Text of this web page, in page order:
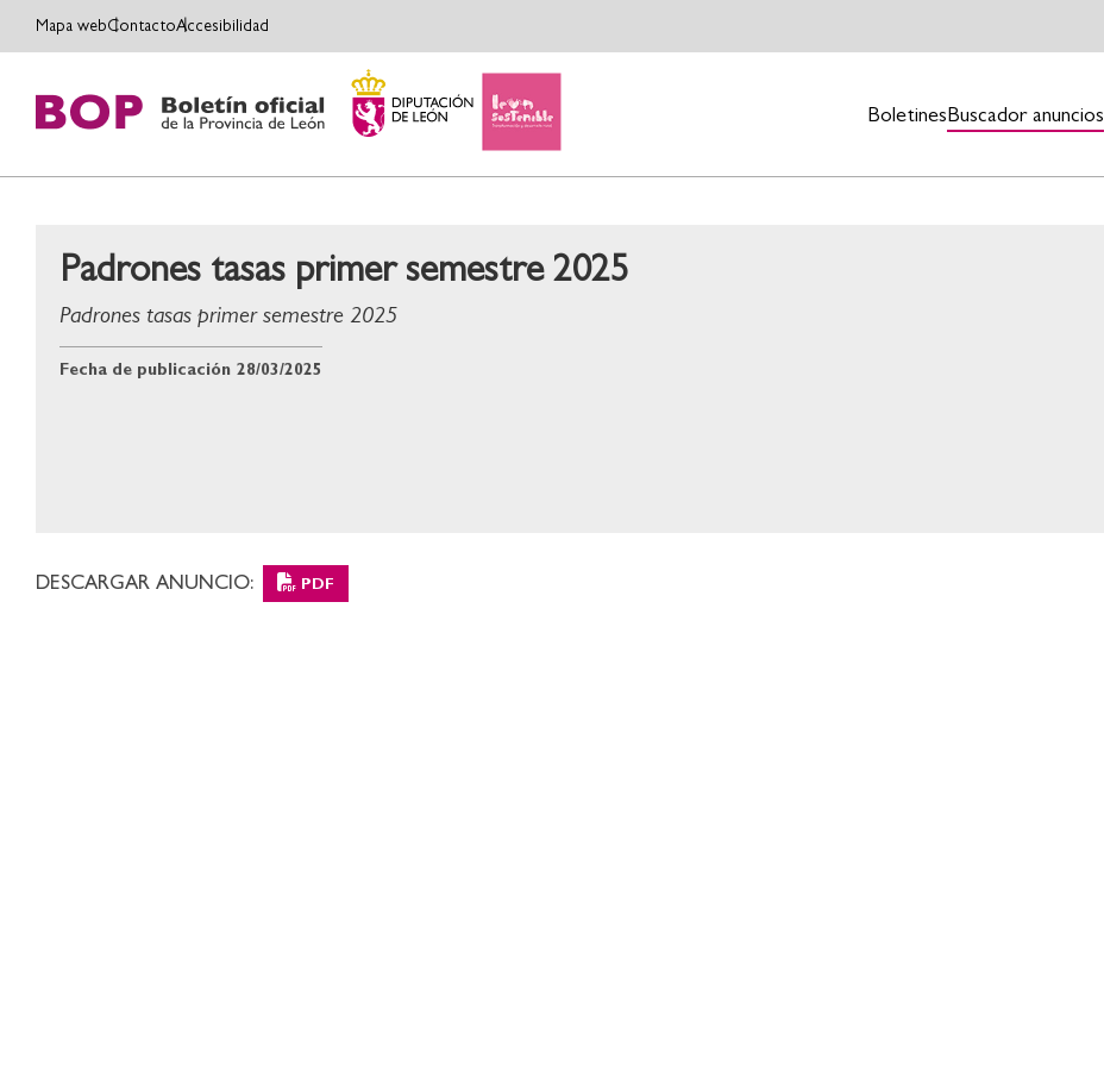
Mapa webContactoAccesibilidad
Boletines Buscador anuncios
Padrones tasas primer semestre 2025
Padrones tasas primer semestre 2025
Fecha de publicación 28/03/2025
DESCARGAR ANUNCIO: PDF